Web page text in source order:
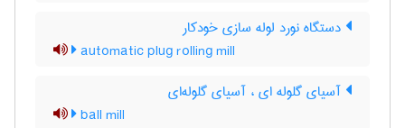
دستگاه نورد لوله سازی خودکار
automatic plug rolling mill
آسیای گلوله ای ، آسیای گلوله‌ای
ball mill